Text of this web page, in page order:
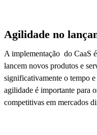
Agilidade no
A implementação do CaaS
lancem novos produtos e
significativamente o tempo e
agilidade é importante para
competitivas em mercados